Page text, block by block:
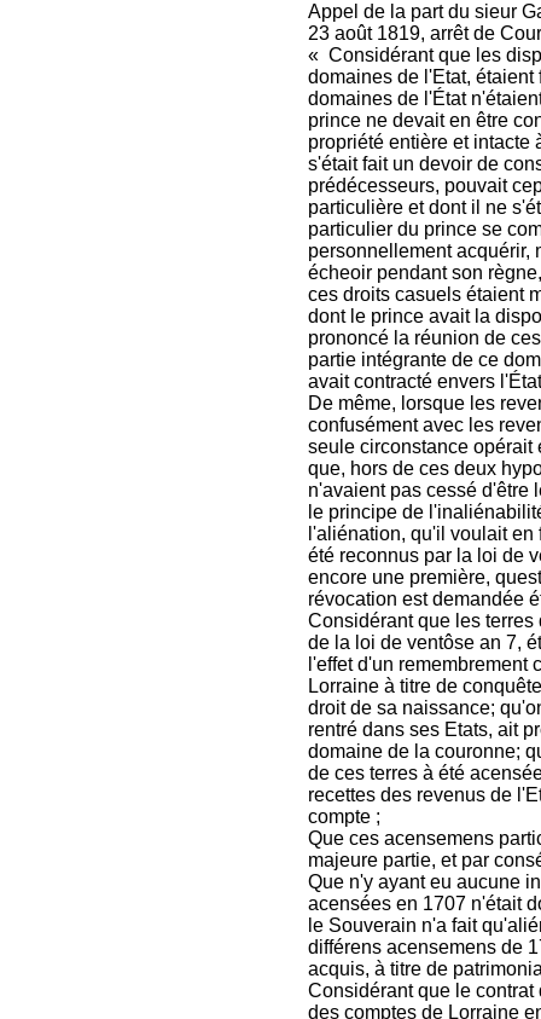
Appel de la part du sieur
23 août 1819, arrêt de
« Considérant que les
domaines de l'Etat,
domaines de l'État
prince ne devait en être
propriété entière et intacte
s'était fait un devoir de
prédécesseurs, pouvait
particulière et dont il ne
particulier du prince se
personnellement acquérir,
écheoir pendant son
ces droits casuels étaient
dont le prince avait la
prononcé la réunion de
partie intégrante de ce
avait contracté envers
De même, lorsque les
confusément avec les
seule circonstance opérait
que, hors de ces deux
n'avaient pas cessé d'être
le principe de
l'aliénation, qu'il voulait
été reconnus par la loi de
encore une première,
révocation est demandée
Considérant que les
de la loi de ventôse an 7,
l'effet d'un
Lorraine à titre de
droit de sa naissance;
rentré dans ses Etats, ait
domaine de la couronne;
de ces terres à été
recettes des revenus de
compte ;
Que ces acensemens
majeure partie, et par
Que n'y ayant eu aucune
acensées en 1707 n'était
le Souverain n'a fait
différens acensemens de
acquis, à titre de
Considérant que le
des comptes de Lorraine